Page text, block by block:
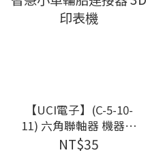
【UCI電子】(C-5-10-
11) 六角聯軸器 機器人
智慧小車輪胎連接器
NT$35